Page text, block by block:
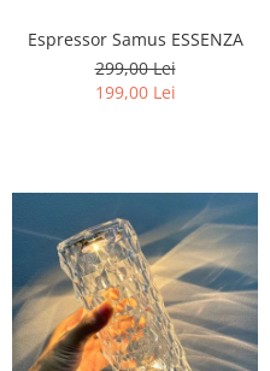
Espressor Samus ESSENZA
299,00 Lei
199,00 Lei